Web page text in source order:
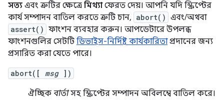
সত্য এবং ত্রুটির ক্ষেত্রে মিথ্যাফেরত দেয়। আপনি যদি স্ক্রিপ্টের
কার্য সম্পাদন বাতিল করতে ত্রুটি চান, abort() এবং/অথবা
assert() ফাংশন ব্যবহার করুন। আপডেটারে উপলব্ধ
ফাংশনগুলির সেটটি ডিভাইস-নির্দিষ্ট কার্যকারিতাপ্রদানের জন্য
প্রসারিত করা যেতে পারে।
abort([ msg])
ঐচ্ছিক বার্তাসহ স্ক্রিপ্টের সম্পাদন অবিলম্বে বাতিল করে।